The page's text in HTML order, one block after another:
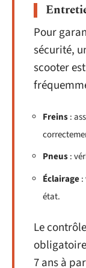
Pour
sécurité,
scooter
Freins:
Pneus:
Éclairage:
état.
Le
7 ans à